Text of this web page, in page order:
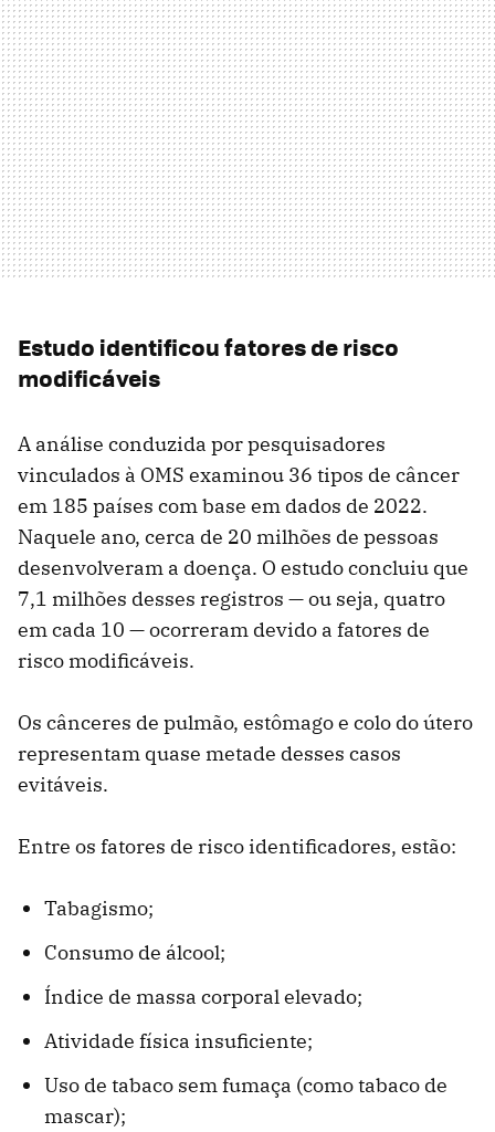
Estudo identificou fatores de risco
modificáveis
A análise conduzida por pesquisadores
vinculados à OMS examinou 36 tipos de câncer
em 185 países com base em dados de 2022.
Naquele ano, cerca de 20 milhões de pessoas
desenvolveram a doença. O estudo concluiu que
7,1 milhões desses registros — ou seja, quatro
em cada 10 — ocorreram devido a fatores de
risco modificáveis.
Os cânceres de pulmão, estômago e colo do útero
representam quase metade desses casos
evitáveis.
Entre os fatores de risco identificadores, estão:
Tabagismo;
Consumo de álcool;
Índice de massa corporal elevado;
Atividade física insuficiente;
Uso de tabaco sem fumaça (como tabaco de
mascar);